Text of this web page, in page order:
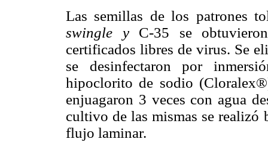
Las semillas de los patrones
swingle y C-35 se
certificados libres de virus. Se
se desinfectaron por
hipoclorito de sodio
enjuagaron 3 veces con agua
cultivo de las mismas se realizó
flujo laminar.